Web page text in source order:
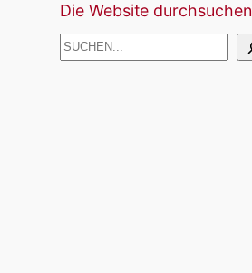
Die Website durchsuchen
S